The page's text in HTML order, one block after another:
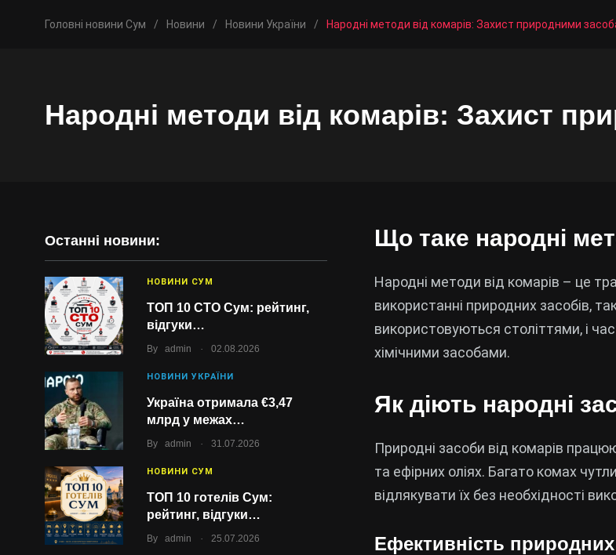
Головні новини Сум / Новини / Новини України / Народні методи від комарів: Захист природними
Народні методи від комарів: Захист
Останні новини:
НОВИНИ СУМ
ТОП 10 СТО Сум: рейтинг,
відгуки…
By admin . 02.08.2026
НОВИНИ УКРАЇНИ
Україна отримала €3,47
млрд у межах…
By admin . 31.07.2026
НОВИНИ СУМ
ТОП 10 готелів Сум:
рейтинг, відгуки…
By admin . 25.07.2026
Що таке народні
Народні методи від комарів – це
використанні природних засобів,
використовуються століттями, і
хімічними засобами.
Як діють народні
Природні засоби від комарів
та ефірних оліях. Багато комах
відлякувати їх без необхідності
Ефективність